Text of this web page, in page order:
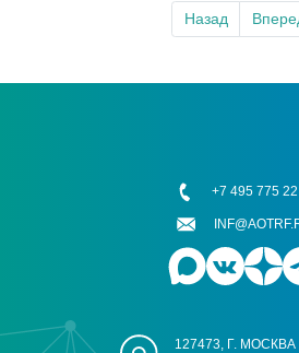
Назад
127473, Г. МОСКВА
+7 495 775